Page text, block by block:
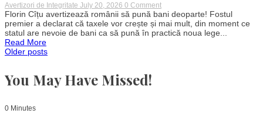
viață
în
locuința
sa,
anchetă
Avertizori de Integritate July 20, 2026 0 Commenton
Fost
premier,
mesaj
pentru
Florin Cîțu avertizează românii să pună bani deoparte! Fostul
premier a declarat că taxele vor crește și mai mult, din moment ce
statul are nevoie de bani ca să pună în practică noua lege...
Read More
Posts
navigation
Older posts
You May Have Missed!
0 Minutes